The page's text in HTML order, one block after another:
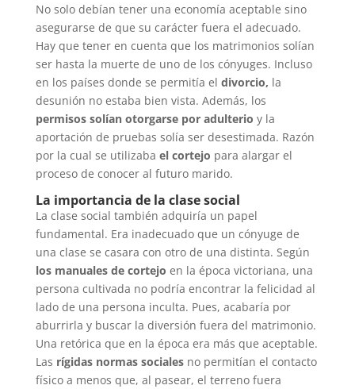
No solo debían tener una economía aceptable sino
asegurarse de que su carácter fuera el adecuado.
Hay que tener en cuenta que los matrimonios solían
ser hasta la muerte de uno de los cónyuges. Incluso
en los países donde se permitía el divorcio, la
desunión no estaba bien vista. Además, los
permisos solían otorgarse por adulterio y la
aportación de pruebas solía ser desestimada. Razón
por la cual se utilizaba el cortejo para alargar el
proceso de conocer al futuro marido.
La importancia de la clase social
La clase social también adquiría un papel
fundamental. Era inadecuado que un cónyuge de
una clase se casara con otro de una distinta. Según
los manuales de cortejo en la época victoriana, una
persona cultivada no podría encontrar la felicidad al
lado de una persona inculta. Pues, acabaría por
aburrirla y buscar la diversión fuera del matrimonio.
Una retórica que en la época era más que aceptable.
Las rígidas normas socialesno permitían el contacto
físico a menos que, al pasear, el terreno fuera